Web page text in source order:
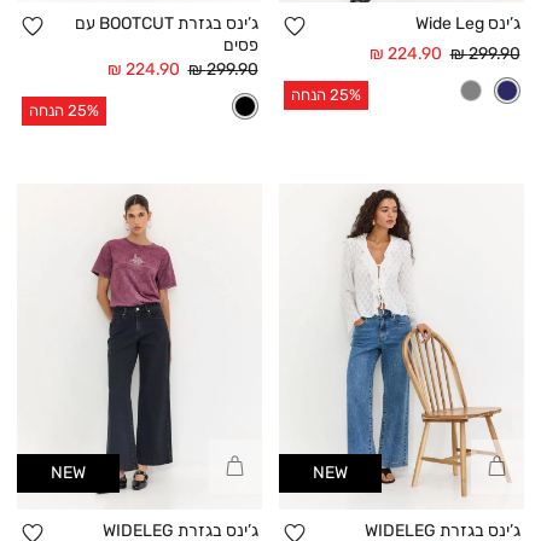
ג’ינס Wide Leg
הוספה
למועדפים
מחיר
224.90 ₪
מחיר
רגיל
299.90 ₪
25% הנחה
ג’ינס בגזרת BOOTCUT עם
פסים
מחיר
224.90 ₪
מחיר
רגיל
299.90 ₪
25% הנחה
NEW
קנייה
מהירה
ג’ינס בגזרת WIDELEG
הוספה
NEW
קנייה
מהירה
ג’ינס בגזרת WIDELEG